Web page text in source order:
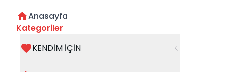
Anasayfa
Kategoriler
KENDİM İÇİN
ÇOCUKLARDA RESİM ÇİZMENİN